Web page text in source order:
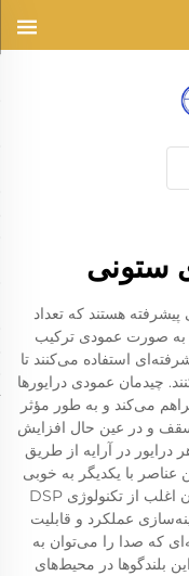
ستونی
هستند که تعداد
و به صورت عمودی ترکیب
استفاده می‌کنند تا
چیدمان عمودی درایورها
می‌کند و به طور مؤثر
و در عین حال افزایش
در آرایه از طریق
عناصر با یکدیگر به خوبی
هماهنگ عمل می‌کنند. آرایه‌های ستونی مدرن اغلب از تکنولوژی DSP
عملکرد و قابلیت
که صدا را می‌توان به
بلندگوها در محیط‌های